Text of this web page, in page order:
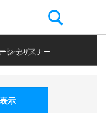
レンス
ジ デザイナー
示